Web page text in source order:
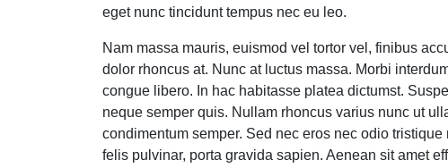
eget nunc tincidunt tempus nec eu leo.
Nam massa mauris, euismod vel tortor vel, finibus
dolor rhoncus at. Nunc at luctus massa. Morbi
congue libero. In hac habitasse platea dictumst.
neque semper quis. Nullam rhoncus varius nunc ut
condimentum semper. Sed nec eros nec odio
felis pulvinar, porta gravida sapien. Aenean sit amet